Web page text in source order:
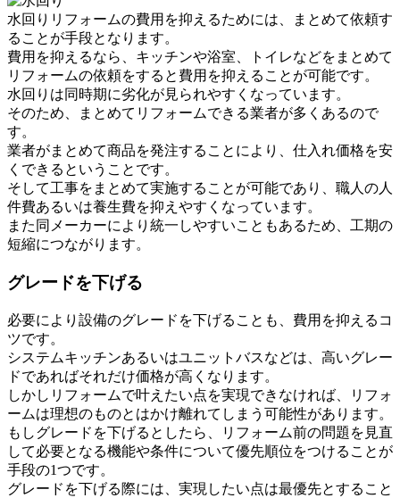
水回りリフォームの費用を抑えるためには、まとめて依頼す
ることが手段となります。
費用を抑えるなら、キッチンや浴室、トイレなどをまとめて
リフォームの依頼をすると費用を抑えることが可能です。
水回りは同時期に劣化が見られやすくなっています。
そのため、まとめてリフォームできる業者が多くあるので
す。
業者がまとめて商品を発注することにより、仕入れ価格を安
くできるということです。
そして工事をまとめて実施することが可能であり、職人の人
件費あるいは養生費を抑えやすくなっています。
また同メーカーにより統一しやすいこともあるため、工期の
短縮につながります。
グレードを下げる
必要により設備のグレードを下げることも、費用を抑えるコ
ツです。
システムキッチンあるいはユニットバスなどは、高いグレー
ドであればそれだけ価格が高くなります。
しかしリフォームで叶えたい点を実現できなければ、リフォ
ームは理想のものとはかけ離れてしまう可能性があります。
もしグレードを下げるとしたら、リフォーム前の問題を見直
して必要となる機能や条件について優先順位をつけることが
手段の1つです。
グレードを下げる際には、実現したい点は最優先とすること